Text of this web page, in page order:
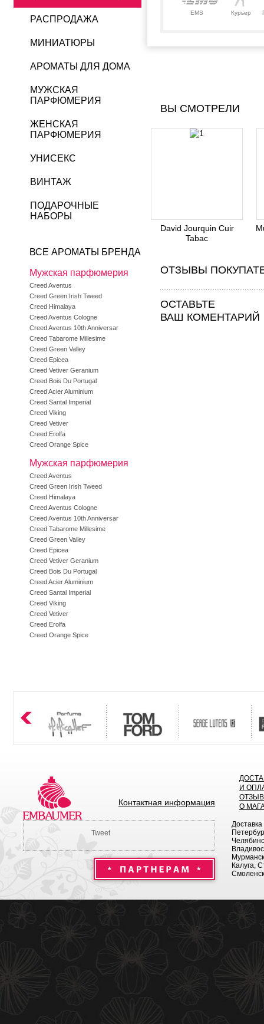
EMS Курьер
ВЫ СМОТРЕЛИ
David Jourquin Cuir
Tabac
ОТЗЫВЫ
ОСТАВЬТЕ
ВАШ КОМЕНТАРИЙ
РАСПРОДАЖА
МИНИАТЮРЫ
АРОМАТЫ ДЛЯ ДОМА
МУЖСКАЯ
ПАРФЮМЕРИЯ
ЖЕНСКАЯ
ПАРФЮМЕРИЯ
УНИСЕКС
ВИНТАЖ
ПОДАРОЧНЫЕ
НАБОРЫ
ВСЕ АРОМАТЫ БРЕНДА
Мужская парфюмерия
Creed Aventus
Creed Green Irish Tweed
Creed Himalaya
Creed Aventus Cologne
Creed Aventus 10th Anniversar
Creed Tabarome Millesime
Creed Green Valley
Creed Epicea
Creed Vetiver Geranium
Creed Bois Du Portugal
Creed Acier Aluminium
Creed Santal Imperial
Creed Viking
Creed Vetiver
Creed Erolfa
Creed Orange Spice
Мужская парфюмерия
Creed Aventus
Creed Green Irish Tweed
Creed Himalaya
Creed Aventus Cologne
Creed Aventus 10th Anniversar
Creed Tabarome Millesime
Creed Green Valley
Creed Epicea
Creed Vetiver Geranium
Creed Bois Du Portugal
Creed Acier Aluminium
Creed Santal Imperial
Creed Viking
Creed Vetiver
Creed Erolfa
Creed Orange Spice
Контактная информация
И
О
Tweet
Калуга,